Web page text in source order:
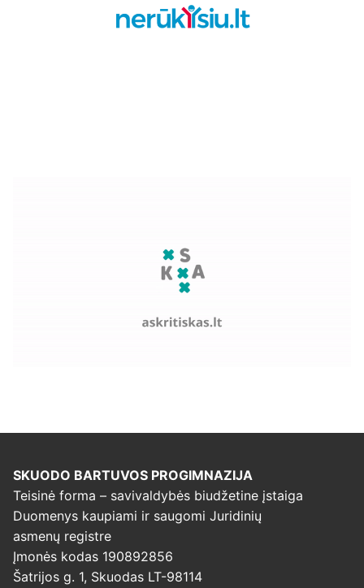
SKUODO BARTUVOS PROGIMNAZIJA
Teisinė forma – savivaldybės biudžetine įstaiga
Duomenys kaupiami ir saugomi Juridinių
asmenų registre
Įmonės kodas 190892856
Šatrijos g. 1, Skuodas LT-98114